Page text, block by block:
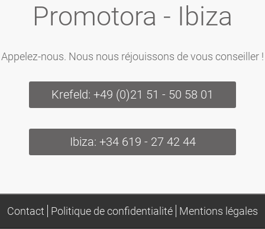
Promotora - Ibiza
Appelez-nous. Nous nous réjouissons de vous conseiller !
Krefeld: +49 (0)21 51 - 50 58 01
Ibiza: +34 619 - 27 42 44
Contact Politique de confidentialité Mentions légales